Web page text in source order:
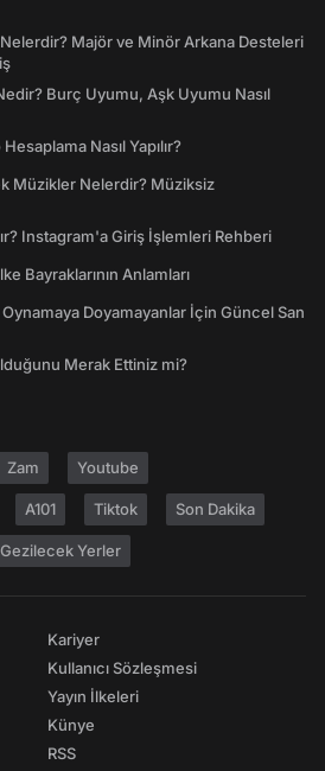
Nelerdir? Majör ve Minör Arkana Desteleri
Burç Uyumu, Aşk Uyumu Nasıl
Nasıl Yapılır?
Müzikler Nelerdir? Müziksiz
Instagram'a Giriş İşlemleri Rehberi
Bayraklarının Anlamları
Doyamayanlar İçin Güncel San
Merak Ettiniz mi?
Zam Youtube
A101 Tiktok Son Dakika
Gezilecek Yerler
Kariyer
Kullanıcı Sözleşmesi
Yayın İlkeleri
Künye
RSS